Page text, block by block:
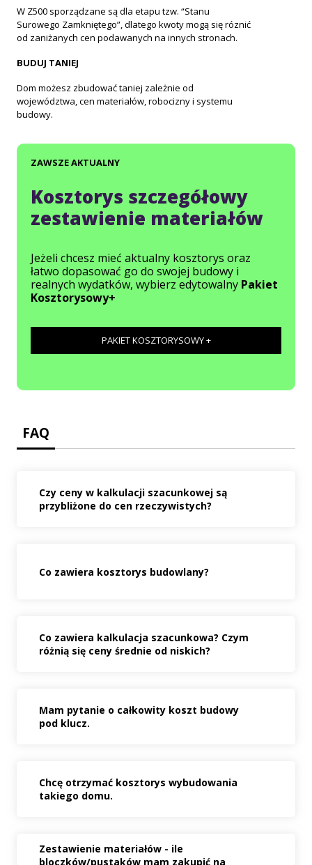
W Z500 sporządzane są dla etapu tzw. “Stanu
Surowego Zamkniętego”, dlatego kwoty mogą się róznić
od zaniżanych cen podawanych na innych stronach.
BUDUJ TANIEJ
Dom możesz zbudować taniej zależnie od
województwa, cen materiałów, robocizny i systemu
budowy.
ZAWSZE AKTUALNY
Kosztorys szczegółowy
zestawienie materiałów
Jeżeli chcesz mieć aktualny kosztorys oraz
łatwo dopasować go do swojej budowy i
realnych wydatków, wybierz edytowalny Pakiet
Kosztorysowy+
PAKIET KOSZTORYSOWY +
FAQ
Czy ceny w kalkulacji szacunkowej są
przybliżone do cen rzeczywistych?
Co zawiera kosztorys budowlany?
Co zawiera kalkulacja szacunkowa? Czym
różnią się ceny średnie od niskich?
Mam pytanie o całkowity koszt budowy
pod klucz.
Chcę otrzymać kosztorys wybudowania
takiego domu.
Zestawienie materiałów - ile
bloczków/pustaków mam zakupić na